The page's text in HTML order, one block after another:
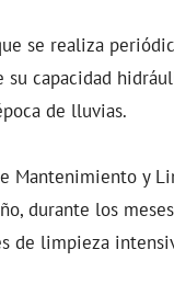
se realiza
capacidad
de lluvias.
Mantenimiento y
durante los
de limpieza